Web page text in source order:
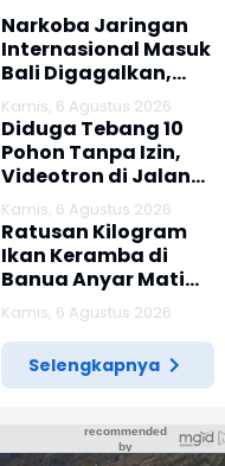
Narkoba Jaringan
Internasional Masuk
Bali Digagalkan,
Modus Knalpot
Bekas Terbongkar
Kamis, 6 Agustus 2026
Diduga Tebang 10
Pohon Tanpa Izin,
Videotron di Jalan
R.E. Martadinata
Bandung Disegel
Kamis, 6 Agustus 2026
Ratusan Kilogram
Ikan Keramba di
Banua Anyar Mati
Akibat Kemarau
Kamis, 6 Agustus 2026
Selengkapnya